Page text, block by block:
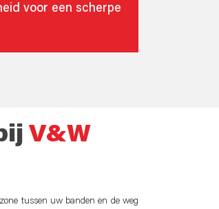
voor een scherpe
V&W
tussen uw banden en de weg